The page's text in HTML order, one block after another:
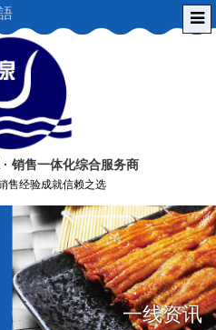
销售一体化综合服务商
售经验成就信赖之选
一线资讯